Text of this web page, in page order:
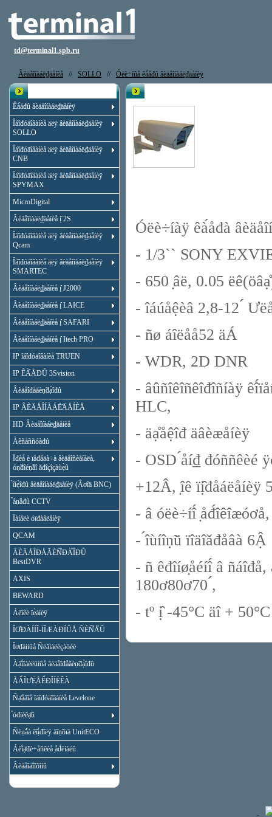
td@terminal1.spb.ru
Âèäåîíàáë₫äåíèå // SOLLO // Óëè÷íûå êà́åđû âèäåîíàáë₫äåíèÿ
Êà́åđû âèäåîíàáë₫äåíèÿ
Îáîđóäîâàíèå äëÿ âèäåîíàáë₫äåíèÿ
SOLLO
Îáîđóäîâàíèå äëÿ âèäåîíàáë₫äåíèÿ
CNB
Îáîđóäîâàíèå äëÿ âèäåîíàáë₫äåíèÿ
SPYMAX
MicroDigital
Âèäåîíàáë₫äåíèå ị̂ 2S
Îáîđóäîâàíèå äëÿ âèäåîíàáë₫äåíèÿ
Qcam
Îáîđóäîâàíèå äëÿ âèäåîíàáë₫äåíèÿ
SMARTEC
Âèäåîíàáë₫äåíèå ị̂ J2000
Âèäåîíàáë₫äåíèå ị̂ LAICE
Âèäåîíàáë₫äåíèå ị̂ SAFARI
Âèäåîíàáë₫äåíèå ị̂ Itech PRO
IP îáîđóäîâàíèå TRUEN
IP ÊÀ̀ÅĐÛ 3Svision
Âèäåîđåăèṇ̃đạ̀îđû
IP ÂÈÄÅÎÍÀÁË̃ÄÅÍÈÅ
HD Âèäåîíàáë₫äåíèå
Àêñåññóàđû
Ïđèǻ è ïåđåäà÷à âèäåîñèăíàëà,
óṇ̃đîéṇ̃âî ăđîçîçàùẹ̀û
̀îíẹ̀îđû âèäåîíàáë₫äåíèÿ (Âơîä BNC)
̉åṇ̃åđû CCTV
Ïàíåëè óïđàâëåíèÿ
QCAM
ÂÈÄÅÎĐÅĂÈÑ̉ĐÀ̉ÎĐÛ
BestDVR
AXIS
BEWARD
Áëîêè ïẹ̀àíèÿ
ÎƠĐÀÍÍÎ-ÏÎÆÀĐÍÛÅ ÑÈÑ̉Å̀Û
Îơđàííûå Ñèăíàëèçàöèè
Àậî́îáèëüíûå âèäåîđåăèṇ̃đạ̀îđû
ÀẨÎƯËÅỂĐÎÍÈÊÀ
Ñạ̊åâîå îáîđóäîâàíèå Levelone
̉óđíèêạ̊û
Ñèṇ̃ǻà êîị́đîëÿ äîṇ̃óïà UnitECO
Áèî́ạ̊đè÷åñêèå ̣åđ́èíàëû
Âèäåîäî́îôîíû
Óëè÷íàÿ êà́åđà
- 1/3`` SONY
- 650 ̣âë, 0.05
- îáúåệèâ 2,8-12
- ñø áîëåå52 äÁ
- WDR, 2D DNR
- âûñîêîñêîđîñíàÿ
HLC,
- äạ̊åệîđ äâèæåíèÿ
- OSD ́åí₫ đóññêèé
+12Â, ̣îê ïị̂đåáëåíèÿ
- â óëè÷íî́
- ́îùíîṇ̃ü ïîäîăđåâà 6Ậ
- ñ êđîíø̣åéíî́ â ñáîđå,
180ơ80ơ70 ́́,
- tº ị̂ -45°C äî + 50°C